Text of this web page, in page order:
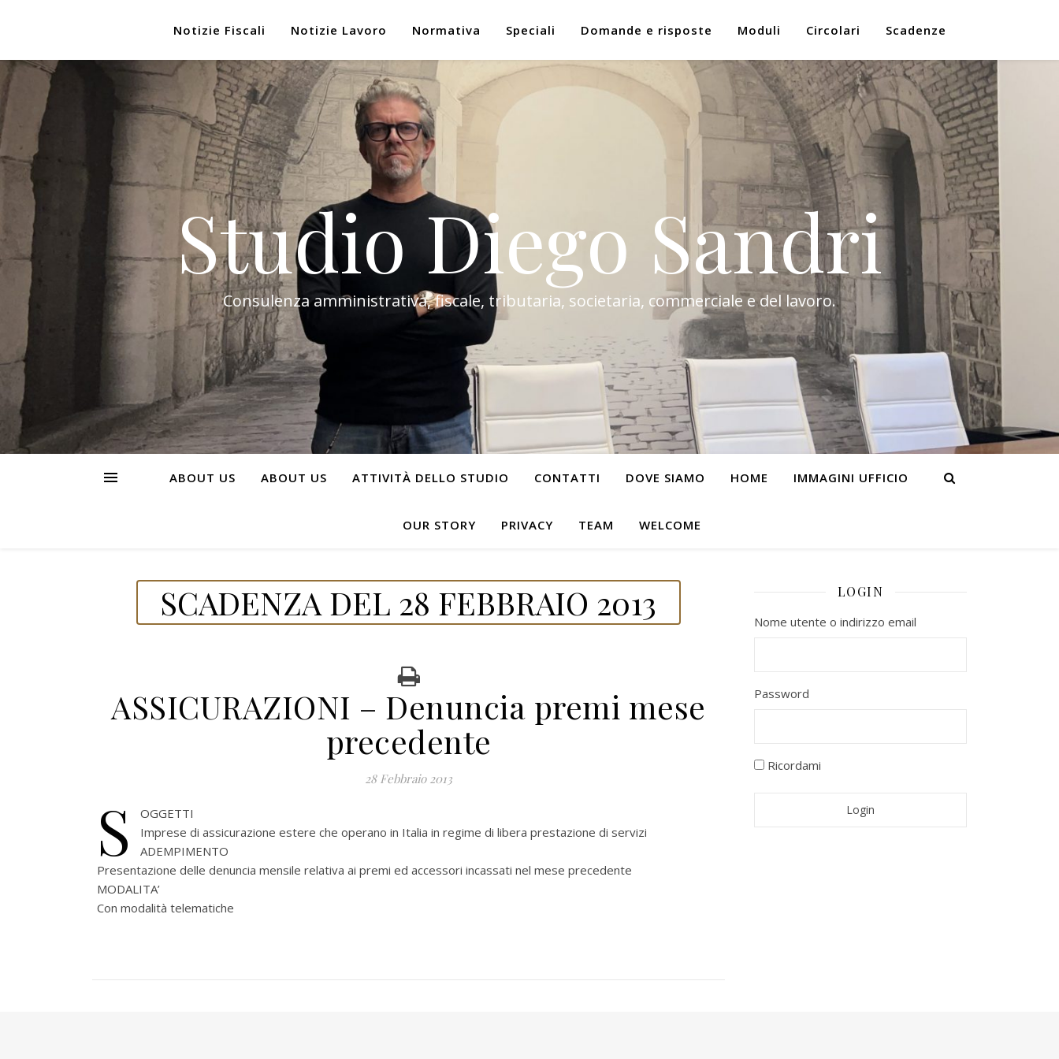
Notizie Fiscali Notizie Lavoro Normativa Speciali Domande e risposte Moduli Circolari Scadenze
Studio Diego Sandri
Consulenza amministrativa, fiscale, tributaria, societaria, commerciale e del lavoro.
ABOUT US ABOUT US ATTIVITÀ DELLO STUDIO CONTATTI DOVE SIAMO HOME IMMAGINI UFFICIO
OUR STORY PRIVACY TEAM WELCOME
SCADENZA DEL 28 FEBBRAIO 2013
ASSICURAZIONI – Denuncia premi mese
precedente
28 Febbraio 2013
S
OGGETTI
Imprese di assicurazione estere che operano in Italia in regime di libera prestazione di servizi
ADEMPIMENTO
Presentazione delle denuncia mensile relativa ai premi ed accessori incassati nel mese precedente
MODALITA’
Con modalità telematiche
LOGIN
Nome utente o indirizzo email
Password
Ricordami